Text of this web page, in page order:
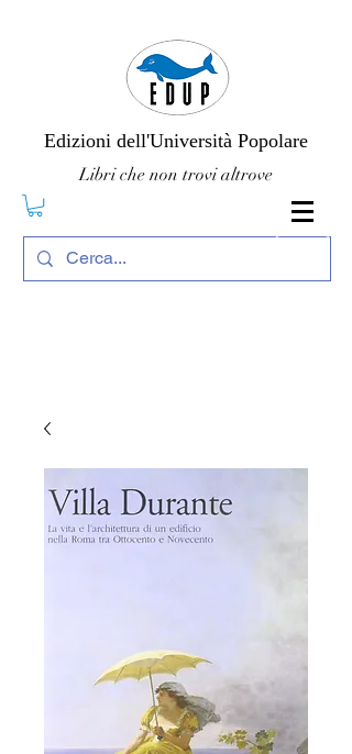
Edizioni dell'Università Popolare
Libri che non trovi altrove